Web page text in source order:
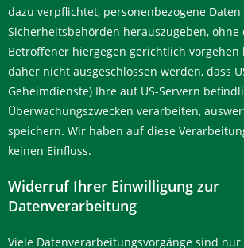
dazu verpflichtet, personenbezogene Daten
Sicherheitsbehörden herauszugeben, ohne
Betroffener hiergegen gerichtlich vorgehen
daher nicht ausgeschlossen werden, dass
Geheimdienste) Ihre auf US-Servern
Überwachungszwecken verarbeiten,
speichern. Wir haben auf diese
keinen Einfluss.
Widerruf Ihrer Einwilligung zur
Datenverarbeitung
Viele Datenverarbeitungsvorgänge sind